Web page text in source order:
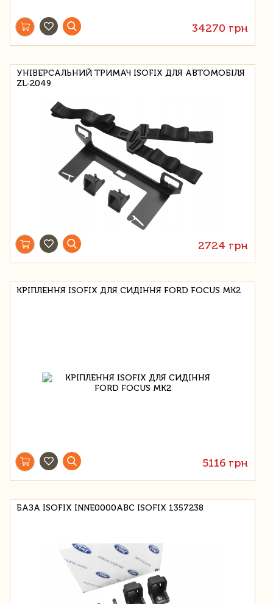
34270 грн
УНІВЕРСАЛЬНИЙ ТРИМАЧ ISOFIX ДЛЯ АВТОМОБІЛЯ
ZL-2049
2724 грн
КРІПЛЕННЯ ISOFIX ДЛЯ СИДІННЯ FORD FOCUS MK2
5116 грн
БАЗА ISOFIX INNE0000ABC ISOFIX 1357238